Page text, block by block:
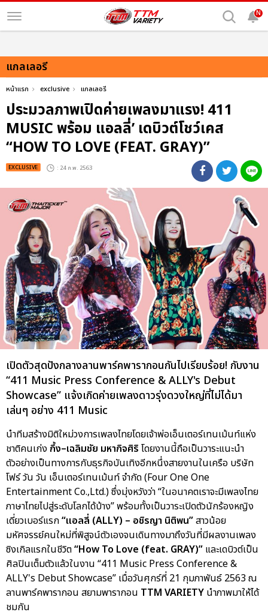
N
แกลเลอรี
หน้าแรก exclusive แกลเลอรี
ประมวลภาพเปิดค่ายเพลงมาแรง! 411
MUSIC พร้อม แอลลี่’ เดบิวต์โชว์เคส
“HOW TO LOVE (FEAT. GRAY)”
EXCLUSIVE : 24 ก.พ. 2563
เปิดตัวสุดปังกลางลานพาร์คพารากอนกันไปเรียบร้อย! กับงาน
“411 Music Press Conference & ALLY's Debut
Showcase” แจ้งเกิดค่ายเพลงดาวรุ่งดวงใหญ่ที่ไม่ได้มา
เล่นๆ อย่าง 411 Music
นำทีมสร้างมิติใหม่วงการเพลงไทยโดยเจ้าพ่อเอ็นเตอร์เทนเม้นท์แห่ง
ชาติคนเก่ง กึ้ง–เฉลิมชัย มหากิจศิริ โดยงานนี้ถือเป็นวาระแนะนำ
ตัวอย่างเป็นทางการกับธุรกิจบันเทิงอีกหนึ่งสายงานในเครือ บริษัท
โฟร์ วัน วัน เอ็นเตอร์เทนเม้นท์ จำกัด (Four One One
Entertainment Co.,Ltd.) ซึ่งมุ่งหวังว่า “ในอนาคตเราจะมีเพลงไทย
ภาษาไทยไปสู่ระดับโลกได้บ้าง” พร้อมทั้งเป็นวาระเปิดตัวนักร้องหญิง
เดี่ยวเบอร์แรก“แอลลี่ (ALLY) – อชิรญา นิติพน”สาวน้อย
มหัศจรรย์คนใหม่ที่พิสูจน์ตัวเองจนเดินทางมาถึงวันที่มีผลงานเพลง
ซิงเกิลแรกในชีวิต“How To Love (feat. GRAY)” และเดบิวต์เป็น
ศิลปินเต็มตัวแล้วในงาน “411 Music Press Conference &
ALLY's Debut Showcase” เมื่อวันศุกร์ที่ 21 กุมภาพันธ์ 2563 ณ
ลานพาร์คพารากอน สยามพารากอน TTM VARIETY นำภาพมาให้ได้
ชมกัน